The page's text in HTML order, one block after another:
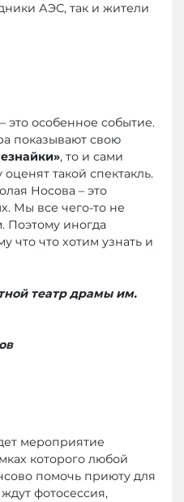
АЭС, так и жители
это особенное событие.
показывают свою
, то и сами
такой спектакль.
Носова – это
Мы все чего-то не
Поэтому иногда
что что хотим узнать и
театр драмы им.
мероприятие
которого любой
помочь приюту для
фотосессия,